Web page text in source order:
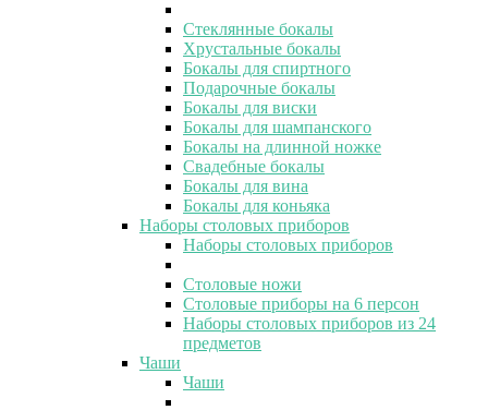
Стеклянные бокалы
Хрустальные бокалы
Бокалы для спиртного
Подарочные бокалы
Бокалы для виски
Бокалы для шампанского
Бокалы на длинной ножке
Свадебные бокалы
Бокалы для вина
Бокалы для коньяка
Наборы столовых приборов
Наборы столовых приборов
Столовые ножи
Столовые приборы на 6 персон
Наборы столовых приборов из 24
предметов
Чаши
Чаши